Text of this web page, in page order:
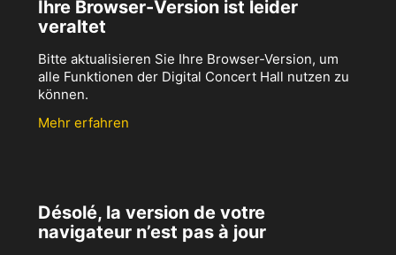
Ihre Browser-Version ist leider
veraltet
Bitte aktualisieren Sie Ihre Browser-Version, um
alle Funktionen der Digital Concert Hall nutzen zu
können.
Mehr erfahren
Désolé, la version de votre
navigateur n’est pas à jour